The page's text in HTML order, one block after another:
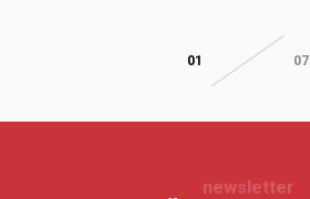
01 07
newsletter